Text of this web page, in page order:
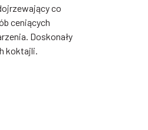
co
ceniących
Doskonały
koktajli.